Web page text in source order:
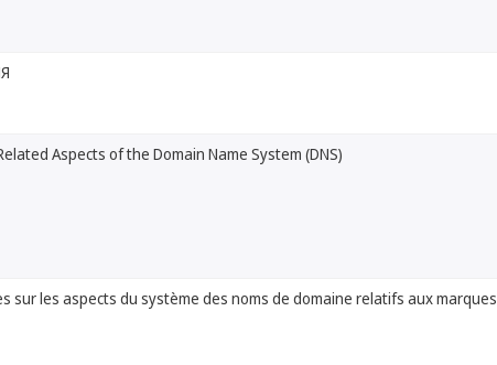
Aspects of the Domain Name System (DNS)
sur les aspects du système des noms de domaine relatifs aux marques